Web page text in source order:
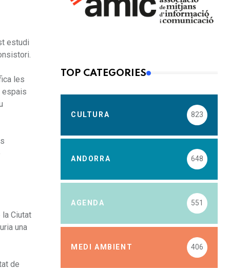
estudi
les
espais
Ciutat
una
de
TOP CATEGORIES
CULTURA 823
ANDORRA 648
AGENDA 551
MEDI AMBIENT 406